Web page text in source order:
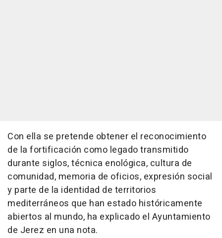
Con ella se pretende obtener el reconocimiento
de la fortificación como legado transmitido
durante siglos, técnica enológica, cultura de
comunidad, memoria de oficios, expresión social
y parte de la identidad de territorios
mediterráneos que han estado históricamente
abiertos al mundo, ha explicado el Ayuntamiento
de Jerez en una nota.